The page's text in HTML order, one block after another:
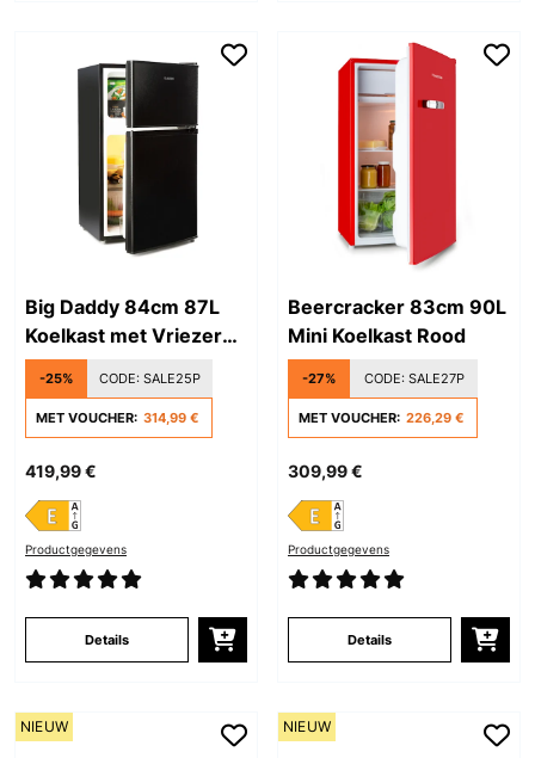
Big Daddy 84cm 87L
Koelkast met Vriezer
Zwart
-25% CODE: SALE25P
MET VOUCHER: 314,99 €
419,99 €
Productgegevens
Details
Beercracker 83cm 90L
Mini Koelkast Rood
-27% CODE: SALE27P
MET VOUCHER: 226,29 €
309,99 €
Productgegevens
Details
NIEUW NIEUW